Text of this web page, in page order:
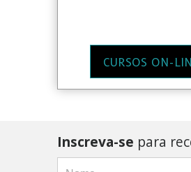
CURSOS ON-
Inscreva-se para